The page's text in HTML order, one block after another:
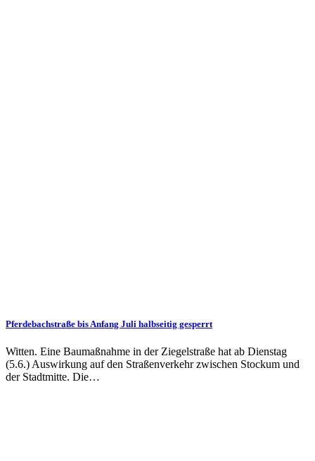
Pferdebachstraße bis Anfang Juli halbseitig gesperrt
Witten. Eine Baumaßnahme in der Ziegelstraße hat ab Dienstag
(5.6.) Auswirkung auf den Straßenverkehr zwischen Stockum und
der Stadtmitte. Die…